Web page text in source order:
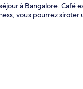
à Bangalore. Café
vous pourrez siroter